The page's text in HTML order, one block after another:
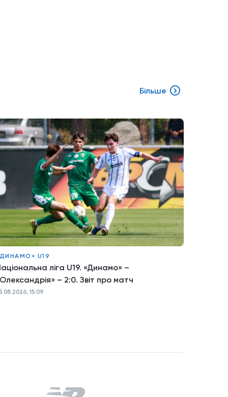
Більше
U19
ліга U19. «Динамо» –
– 2:0. Звіт про матч
15:09